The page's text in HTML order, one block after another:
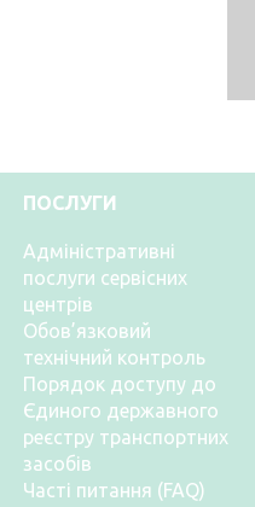
ПОСЛУГИ
Адміністративні
послуги сервісних
центрів
Обов’язковий
технічний контроль
Порядок доступу до
Єдиного державного
реєстру транспортних
засобів
Часті питання (FAQ)